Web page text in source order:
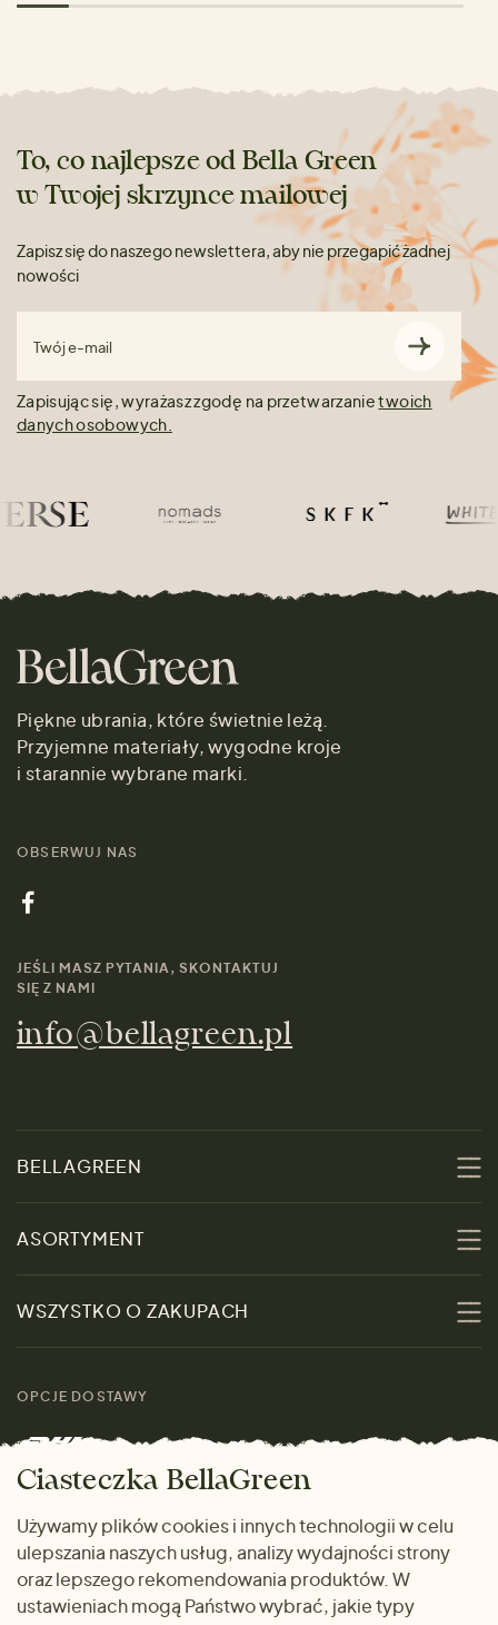
To, co najlepsze od Bella Green
w Twojej skrzynce mailowej
Zapisz się do naszego newslettera, aby nie przegapić żadnej
nowości
Twój e-mail
Zapisując się, wyrażasz zgodę na przetwarzanietwoich
danych osobowych.
Piękne ubrania, które świetnie leżą.
Przyjemne materiały, wygodne kroje
i starannie wybrane marki.
OBSERWUJ NAS
JEŚLI MASZ PYTANIA, SKONTAKTUJ
SIĘ Z NAMI
info@bellagreen.pl
BELLAGREEN
Zrównoważoność
Skontaktuj się z nami
Marki
ASORTYMENT
Kobiety
Mężczyźni
Prezenty
WSZYSTKO O ZAKUPACH
rozmiarach
Zwrot towaru
Dlaczego warto kupować
u nas
OPCJE DOSTAWY
METODY PŁATNOŚCI
Ciasteczka BellaGreen
Używamy plików cookies i innych technologii w celu
ulepszania naszych usług, analizy wydajności strony
oraz lepszego rekomendowania produktów. W
ustawieniach mogą Państwo wybrać, jakie typy